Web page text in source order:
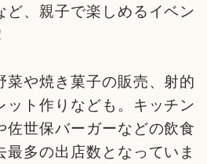
ど、親子で楽しめるイベン
菜や焼き菓子の販売、射的
ット作りなども。キッチン
佐世保バーガーなどの飲食
多の出店数となっていま